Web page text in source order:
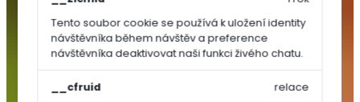
Tento soubor cookie se používá k uložení identity
návštěvníka během návštěv a preference
návštěvníka deaktivovat naši funkci živého chatu.
__cfruid
relace
TRAVNÍ
OSIVA